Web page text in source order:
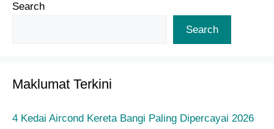
Search
Search
Maklumat Terkini
4 Kedai Aircond Kereta Bangi Paling Dipercayai 2026